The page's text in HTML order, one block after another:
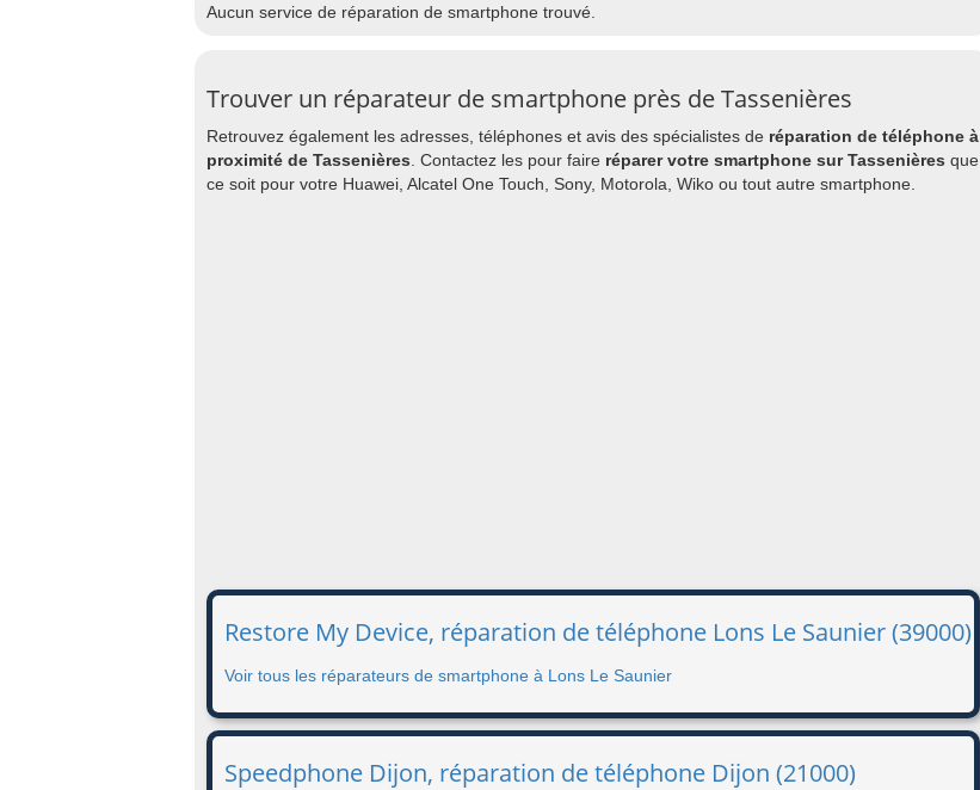
Aucun service de réparation de smartphone trouvé.
Trouver un réparateur de smartphone près de Tassenières
Retrouvez également les adresses, téléphones et avis des spécialistes de réparation de téléphone à
proximité de Tassenières . Contactez les pour faire réparer votre smartphone sur Tassenières que
ce soit pour votre Huawei, Alcatel One Touch, Sony, Motorola, Wiko ou tout autre smartphone.
Restore My Device, réparation de téléphone Lons Le Saunier (39000)
Voir tous les réparateurs de smartphone à Lons Le Saunier
Speedphone Dijon, réparation de téléphone Dijon (21000)